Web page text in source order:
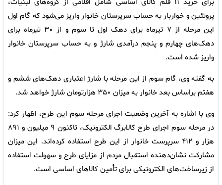
پروتئین و خواربار به حساب سرپرستان خانوار واریز می‌شود که گام اول
این مرحله از ۷ تیرماه برای دهک اول تا سوم و از ۳۰ تیرماه برای
دهک‌های چهارم و پنجم درآمدی شارژ و به حساب سرپرستان خانوار
واریز شده است.
به گفته وی، گام سوم از این مرحله با شارژ اعتباری دهک‌های ششم و
هفتم براساس بعد خانوار به میزان ۳۵۰ هزارتومان شارژ خواهد شد.
وی با اشاره به آخرین وضعیت اجرای مرحله سوم این طرح، اظهار کرد:
در مرحله سوم اجرای طرح کالابرگ الکترونیک، تاکنون ۹ میلیون و ۸۹۱
هزار و ۴۱۲ سرپرست خانوار از این طرح استفاده کرده‌اند. این میزان
مشارکت نشان‌دهنده استقبال مردم از مزایای طرح و سهولت استفاده
از زیرساخت‌های الکترونیکی برای تأمین کالاهای اساسی است.